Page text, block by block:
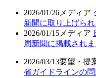
2026/01/26 メディア
新聞に取り上げら
2026/01/15 メディア
周新聞に掲載されま
2026/03/13要望・提
省ガイドラインの